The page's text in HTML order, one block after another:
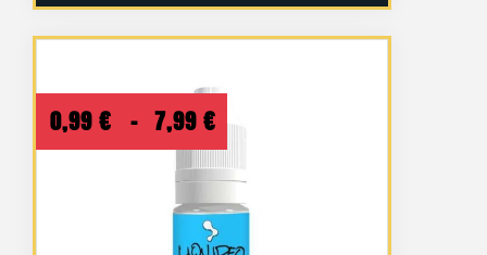
0,99 € – 7,99 € Plage
de
prix :
0,99 €